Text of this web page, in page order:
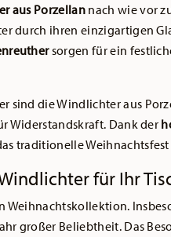
aus Porzellan nach wie vor
durch ihren einzigartigen
sorgen für ein
sind die Windlichter aus
Widerstandskraft. Dank der
traditionelle
für Ihr
Weihnachtskollektion.
großer Beliebtheit. Das